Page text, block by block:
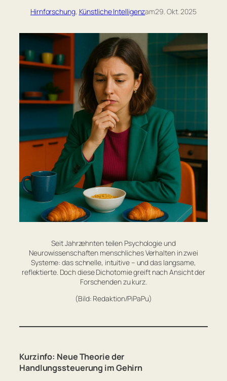
Hirnforschung, Künstliche Intelligenzam29. Okt. 2025
Seit Jahrzehnten teilen Psychologie und
Neurowissenschaften menschliches Verhalten in zwei
Systeme: das schnelle, intuitive – und das langsame,
reflektierte. Doch diese Dichotomie greift nach Ansicht der
Forschenden zu kurz.
(Bild: Redaktion/PiPaPu)
Kurzinfo: Neue Theorie der
Handlungssteuerung im Gehirn